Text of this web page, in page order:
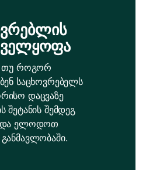
თუ როგორ
საცხოვრებელს
დაცვაზე
შეტანის შემდეგ
ელოდოთ